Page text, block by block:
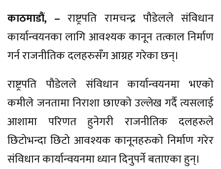
काठमाडौं, – राष्ट्रपति रामचन्द्र पौडेलले संविधान
कार्यान्वयनका लागि आवश्यक कानून तत्काल निर्माण
गर्न राजनीतिक दलहरुसँग आग्रह गरेका छन्।
राष्ट्रपति पौडेलले संविधान कार्यान्वयनमा भएको
कमीले जनतामा निराशा छाएको उल्लेख गर्दै त्यसलाई
आशामा परिणत हुनेगरी राजनीतिक दलहरुले
छिटोभन्दा छिटो आवश्यक कानूनहरुको निर्माण गरेर
संविधान कार्यान्वयनमा ध्यान दिनुपर्ने बताएका हुन्।